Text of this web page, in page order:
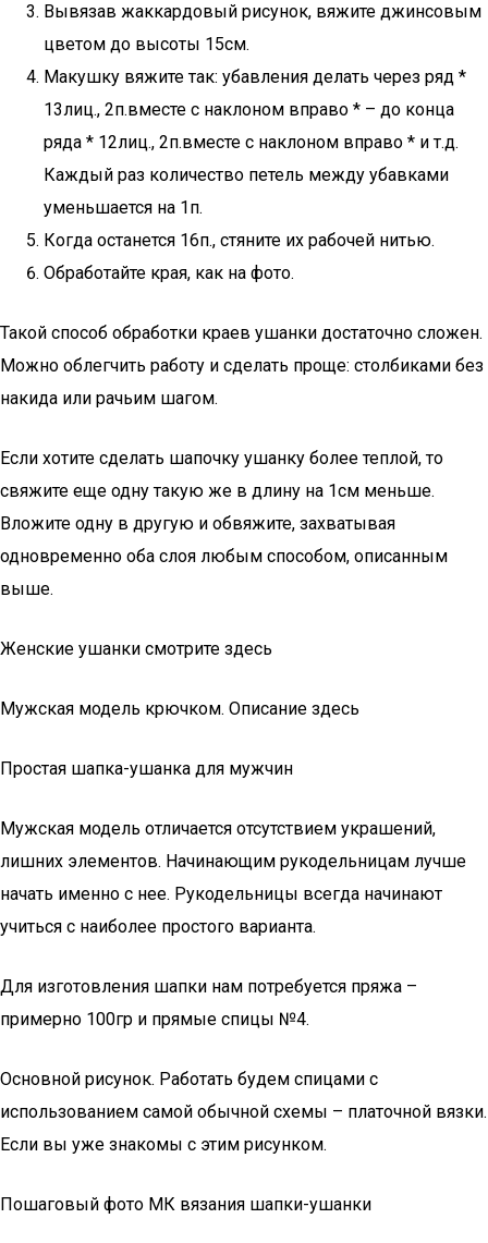
Вывязав жаккардовый рисунок, вяжите джинсовым
цветом до высоты 15см.
Макушку вяжите так: убавления делать через ряд *
13лиц., 2п.вместе с наклоном вправо * – до конца
ряда * 12лиц., 2п.вместе с наклоном вправо * и т.д.
Каждый раз количество петель между убавками
уменьшается на 1п.
Когда останется 16п., стяните их рабочей нитью.
Обработайте края, как на фото.
Такой способ обработки краев ушанки достаточно сложен.
Можно облегчить работу и сделать проще: столбиками без
накида или рачьим шагом.
Если хотите сделать шапочку ушанку более теплой, то
свяжите еще одну такую же в длину на 1см меньше.
Вложите одну в другую и обвяжите, захватывая
одновременно оба слоя любым способом, описанным
выше.
Женские ушанки смотрите здесь
Мужская модель крючком. Описание здесь
Простая шапка-ушанка для мужчин
Мужская модель отличается отсутствием украшений,
лишних элементов. Начинающим рукодельницам лучше
начать именно с нее. Рукодельницы всегда начинают
учиться с наиболее простого варианта.
Для изготовления шапки нам потребуется пряжа –
примерно 100гр и прямые спицы №4.
Основной рисунок. Работать будем спицами с
использованием самой обычной схемы – платочной вязки.
Если вы уже знакомы с этим рисунком.
Пошаговый фото МК вязания шапки-ушанки